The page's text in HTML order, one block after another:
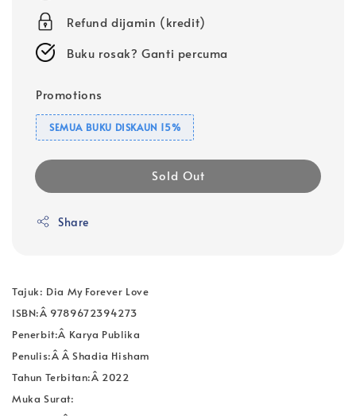
Refund dijamin (kredit)
Buku rosak? Ganti percuma
Promotions
SEMUA BUKU DISKAUN 15%
Sold Out
Share
Tajuk: Dia My Forever Love
ISBN:Â 9789672394273
Penerbit:Â Karya Publika
Penulis:Â Â Shadia Hisham
Tahun Terbitan:Â 2022
Muka Surat: